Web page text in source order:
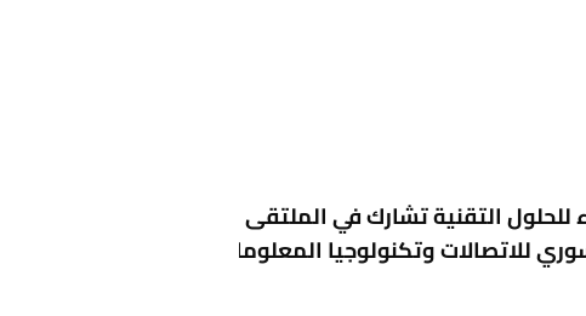
للحلول التقنية تشارك في الملتقى
للاتصالات وتكنولوجيا المعلومات